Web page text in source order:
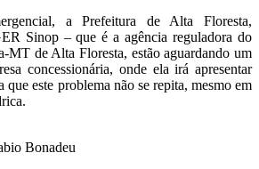
a Prefeitura de Alta Floresta,
Sinop – que é a agência reguladora do
MT de Alta Floresta, estão aguardando um
concessionária, onde ela irá apresentar
que este problema não se repita, mesmo em
Bonadeu